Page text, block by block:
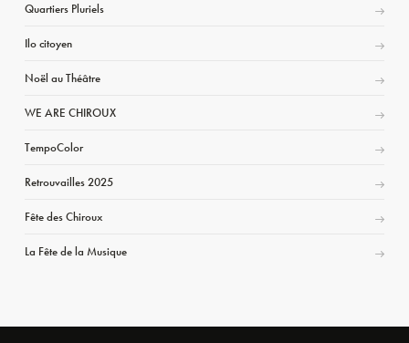
Quartiers Pluriels
Ilo citoyen
Noël au Théâtre
WE ARE CHIROUX
TempoColor
Retrouvailles 2025
Fête des Chiroux
La Fête de la Musique